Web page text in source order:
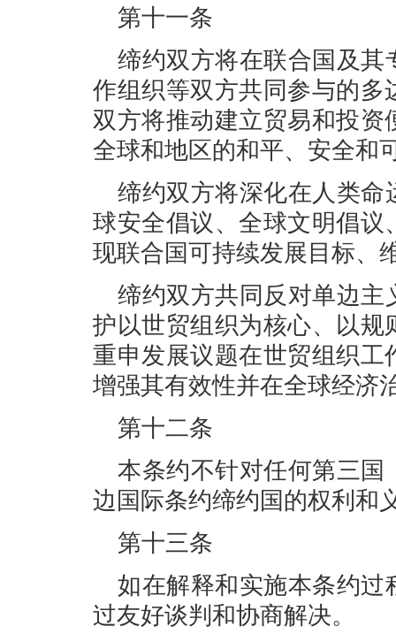
第十一条
缔约双方将在联合国及
作组织等双方共同参与的
双方将推动建立贸易和投
全球和地区的和平、安全和
缔约双方将深化在人类命
球安全倡议、全球文明倡
现联合国可持续发展目标、
缔约双方共同反对单边主
护以世贸组织为核心、以
重申发展议题在世贸组织
增强其有效性并在全球经济
第十二条
本条约不针对任何第三国
边国际条约缔约国的权利和
第十三条
如在解释和实施本条约过
过友好谈判和协商解决。